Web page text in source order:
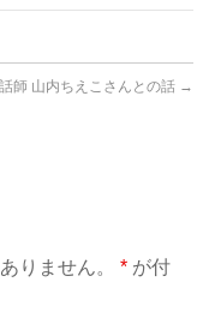
師 山内ちえこさんとの話 →
りません。 * が付